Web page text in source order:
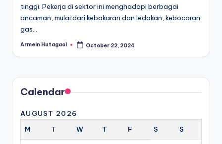
tinggi. Pekerja di sektor ini menghadapi berbagai
ancaman, mulai dari kebakaran dan ledakan, kebocoran
gas…
Posted
Armein Hutagaol October 22, 2024
Calendar
AUGUST 2026
M
T W T F S S